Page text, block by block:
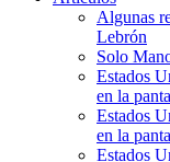
Algunas
Lebrón
Solo
Estados
en la
Estados
en la
Estados